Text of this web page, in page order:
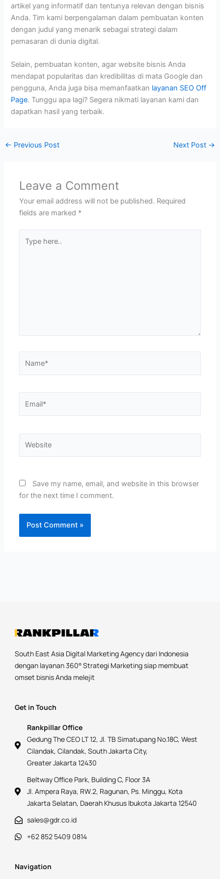
artikel yang informatif dan tentunya relevan dengan bisnis
Anda. Tim kami berpengalaman dalam pembuatan konten
dengan judul yang menarik sebagai strategi dalam
pemasaran di dunia digital.
Selain, pembuatan konten, agar website bisnis Anda
mendapat popularitas dan kredibilitas di mata Google dan
pengguna, Anda juga bisa memanfaatkan layanan SEO Off
Page. Tunggu apa lagi? Segera nikmati layanan kami dan
dapatkan hasil yang terbaik.
← Previous Post Next Post →
Leave a Comment
Your email address will not be published. Required
fields are marked *
here..
Save my name, email, and website in this browser
for the next time I comment.
South East Asia Digital Marketing Agency dari Indonesia
dengan layanan 360° Strategi Marketing siap membuat
omset bisnis Anda melejit
Get in Touch
Rankpillar Office
Gedung The CEO LT 12, Jl. TB Simatupang No.18C, West
Cilandak, Cilandak, South Jakarta City,
Greater Jakarta 12430
Beltway Office Park, Building C, Floor 3A
Jl. Ampera Raya, RW.2, Ragunan, Ps. Minggu, Kota
Jakarta Selatan, Daerah Khusus Ibukota Jakarta 12540
sales@gdr.co.id
+62 852 5409 0814
Navigation